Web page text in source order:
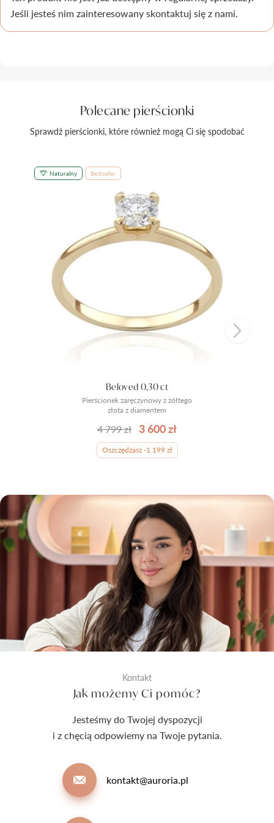
Pielęgnacja biżuterii
Jeśli jesteś nim zainteresowany skontaktuj się z nami.
Polecane pierścionki
Sprawdź pierścionki, które również mogą Ci się spodobać
Naturalny Bestseller
Pierścionek zaręczynowy z żółtego
złota z diamentem
Beloved 0,30 ct
4 799 zł 3 600 zł
Oszczędzasz -1 199 zł
Kontakt
Jak możemy Ci pomóc?
Jesteśmy do Twojej dyspozycji
i z chęcią odpowiemy na Twoje pytania.
kontakt@auroria.pl